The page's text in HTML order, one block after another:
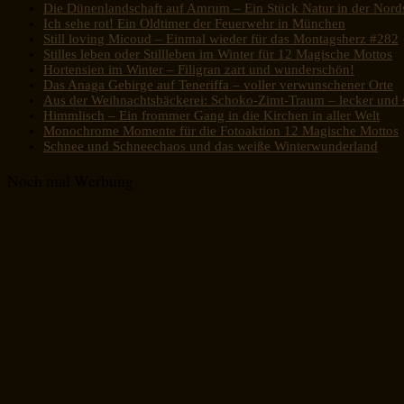
Die Dünenlandschaft auf Amrum – Ein Stück Natur in der
Ich sehe rot! Ein Oldtimer der Feuerwehr in München
Still loving Micoud – Einmal wieder für das Montagsherz #282
Stilles leben oder Stillleben im Winter für 12 Magische Mottos
Hortensien im Winter – Filigran zart und wunderschön!
Das Anaga Gebirge auf Teneriffa – voller verwunschener Orte
Aus der Weihnachtsbäckerei: Schoko-Zimt-Traum – lecker und
Himmlisch – Ein frommer Gang in die Kirchen in aller Welt
Monochrome Momente für die Fotoaktion 12 Magische Mottos
Schnee und Schneechaos und das weiße Winterwunderland